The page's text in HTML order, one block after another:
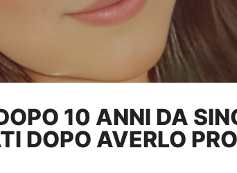
10 ANNI DA
DOPO AVERLO